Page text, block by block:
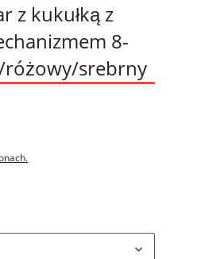
z kukułką z
8-
różowy/srebrny